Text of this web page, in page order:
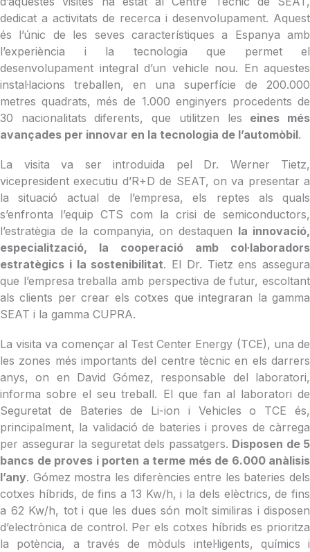
dedicat a activitats de recerca i desenvolupament. Aquest
és l’únic de les seves característiques a Espanya amb
l’experiència i la tecnologia que permet el
desenvolupament integral d’un vehicle nou. En aquestes
instal·lacions treballen, en una superfície de 200.000
metres quadrats, més de 1.000 enginyers procedents de
30 nacionalitats diferents, que utilitzen les eines més
avançades per innovar en la tecnologia de l’automòbil.
La visita va ser introduida pel Dr. Werner Tietz,
vicepresident executiu d’R+D de SEAT, on va presentar a
la situació actual de l’empresa, els reptes als quals
s’enfronta l’equip CTS com la crisi de semiconductors,
l’estratègia de la companyia, on destaquen la innovació,
especialització, la cooperació amb col·laboradors
estratègics i la sostenibilitat. El Dr. Tietz ens assegura
que l’empresa treballa amb perspectiva de futur, escoltant
als clients per crear els cotxes que integraran la gamma
SEAT i la gamma CUPRA.
La visita va començar al Test Center Energy (TCE), una de
les zones més importants del centre tècnic en els darrers
anys, on en David Gómez, responsable del laboratori,
informa sobre el seu treball. El que fan al laboratori de
Seguretat de Bateries de Li-ion i Vehicles o TCE és,
principalment, la validació de bateries i proves de càrrega
per assegurar la seguretat dels passatgers. Disposen de 5
bancs de proves i porten a terme més de 6.000 anàlisis
l’any. Gómez mostra les diferències entre les bateries dels
cotxes híbrids, de fins a 13 Kw/h, i la dels elèctrics, de fins
a 62 Kw/h, tot i que les dues són molt similiras i disposen
d’electrònica de control. Per els cotxes híbrids es prioritza
la potència, a través de mòduls intel·ligents, químics i